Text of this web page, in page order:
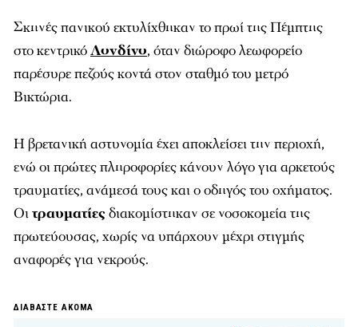
Σκηνές πανικού εκτυλίχθηκαν το πρωί της Πέμπτης
στο κεντρικόΛονδίνο, όταν διώροφο λεωφορείο
παρέσυρε πεζούς κοντά στον σταθμό του μετρό
Βικτώρια.
Η βρετανική αστυνομία έχει αποκλείσει την περιοχή,
ενώ οι πρώτες πληροφορίες κάνουν λόγο για αρκετούς
τραυματίες, ανάμεσά τους και ο οδηγός του οχήματος.
Οιτραυματίεςδιακομίστηκαν σε νοσοκομεία της
πρωτεύουσας, χωρίς να υπάρχουν μέχρι στιγμής
αναφορές για νεκρούς.
ΔΙΑΒΑΣΤΕ ΑΚΟΜΑ